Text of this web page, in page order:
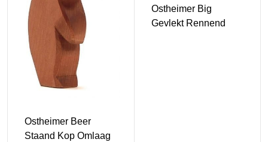
Ostheimer Beer
Staand Kop Omlaag
Ostheimer Big
Gevlekt Rennend